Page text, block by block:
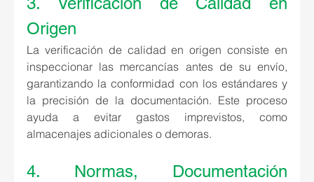
Origen
La verificación de calidad en origen consiste en
inspeccionar las mercancías antes de su envío,
garantizando la conformidad con los estándares y
la precisión de la documentación. Este proceso
ayuda a evitar gastos imprevistos, como
almacenajes adicionales o demoras.
4. Normas, Documentación